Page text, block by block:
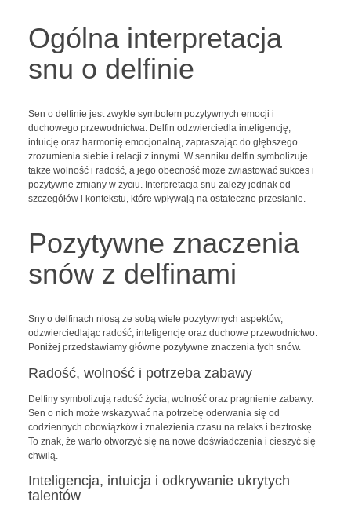
Ogólna interpretacja
snu o delfinie
Sen o delfinie jest zwykle symbolem pozytywnych emocji i
duchowego przewodnictwa. Delfin odzwierciedla inteligencję,
intuicję oraz harmonię emocjonalną, zapraszając do głębszego
zrozumienia siebie i relacji z innymi. W senniku delfin symbolizuje
także wolność i radość, a jego obecność może zwiastować sukces i
pozytywne zmiany w życiu. Interpretacja snu zależy jednak od
szczegółów i kontekstu, które wpływają na ostateczne przesłanie.
Pozytywne znaczenia
snów z delfinami
Sny o delfinach niosą ze sobą wiele pozytywnych aspektów,
odzwierciedlając radość, inteligencję oraz duchowe przewodnictwo.
Poniżej przedstawiamy główne pozytywne znaczenia tych snów.
Radość, wolność i potrzeba zabawy
Delfiny symbolizują radość życia, wolność oraz pragnienie zabawy.
Sen o nich może wskazywać na potrzebę oderwania się od
codziennych obowiązków i znalezienia czasu na relaks i beztroskę.
To znak, że warto otworzyć się na nowe doświadczenia i cieszyć się
chwilą.
Inteligencja, intuicja i odkrywanie ukrytych
talentów